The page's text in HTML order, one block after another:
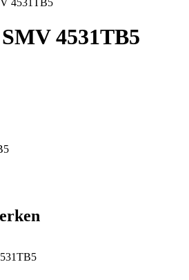
4531TB5
4531TB5